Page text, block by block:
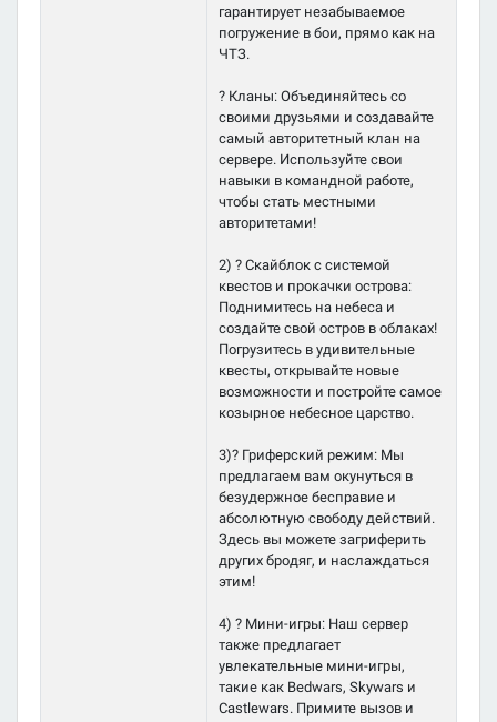
гарантирует незабываемое
погружение в бои, прямо как на
ЧТЗ.
? Кланы: Объединяйтесь со
своими друзьями и создавайте
самый авторитетный клан на
сервере. Используйте свои
навыки в командной работе,
чтобы стать местными
авторитетами!
2) ? Скайблок с системой
квестов и прокачки острова:
Поднимитесь на небеса и
создайте свой остров в облаках!
Погрузитесь в удивительные
квесты, открывайте новые
возможности и постройте самое
козырное небесное царство.
3)? Гриферский режим: Мы
предлагаем вам окунуться в
безудержное бесправие и
абсолютную свободу действий.
Здесь вы можете загриферить
других бродяг, и наслаждаться
этим!
4) ? Мини-игры: Наш сервер
также предлагает
увлекательные мини-игры,
такие как Bedwars, Skywars и
Castlewars. Примите вызов и